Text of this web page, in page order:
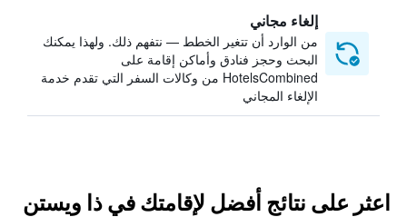
إلغاء مجاني
من الوارد أن تتغير الخطط — نتفهم ذلك. ولهذا يمكنك
البحث وحجز فنادق وأماكن إقامة على
HotelsCombined من وكالات السفر التي تقدم خدمة
الإلغاء المجاني
اعثر على نتائج أفضل لإقامتك في ذا ويستن